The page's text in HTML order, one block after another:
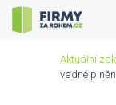
Aktuální
vadné